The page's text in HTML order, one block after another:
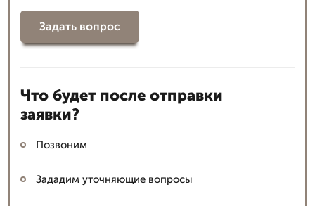
Задать вопрос
Что будет после отправки
заявки?
Позвоним
Зададим уточняющие вопросы